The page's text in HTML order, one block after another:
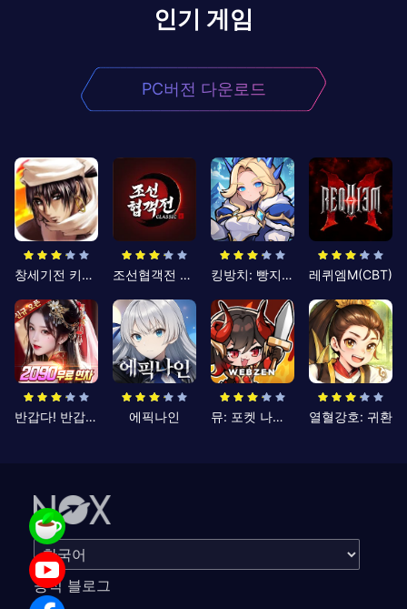
인기 게임
PC버전 다운로드
창세기전 키우기 조선협객전 클래식 킹방치: 빵지의 제왕 레퀴엠M(CBT)
반갑다! 반갑삼국지 에픽나인 뮤: 포켓 나이츠 열혈강호: 귀환
공식 블로그